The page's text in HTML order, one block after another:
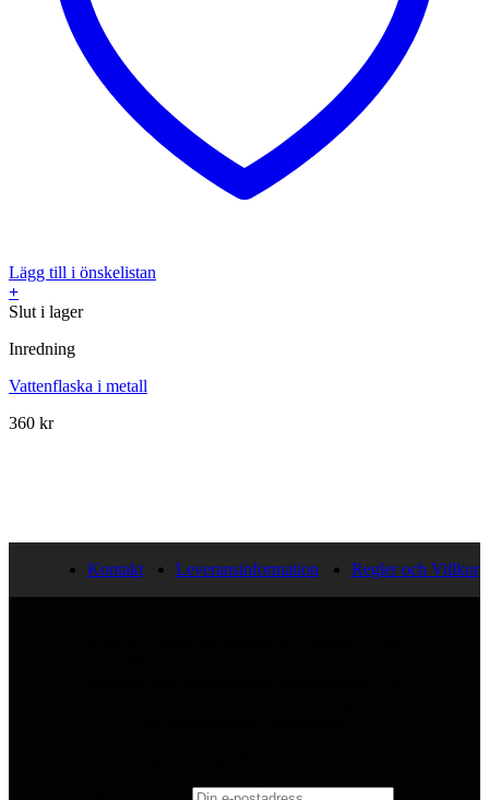
Lägg till i önskelistan
+
Slut i lager
Inredning
Vattenflaska i metall
360 kr
Kontakt Leveransinformation
Regler och Villkor